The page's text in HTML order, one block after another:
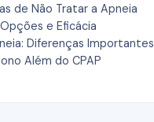
de Não Tratar a Apneia
e Eficácia
Diferenças Importantes
Além do CPAP